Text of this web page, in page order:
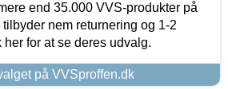
end 35.000 VVS-produkter på
nem returnering og 1-2
for at se deres udvalg.
på VVSproffen.dk